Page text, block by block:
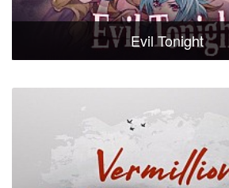
Evil Tonight